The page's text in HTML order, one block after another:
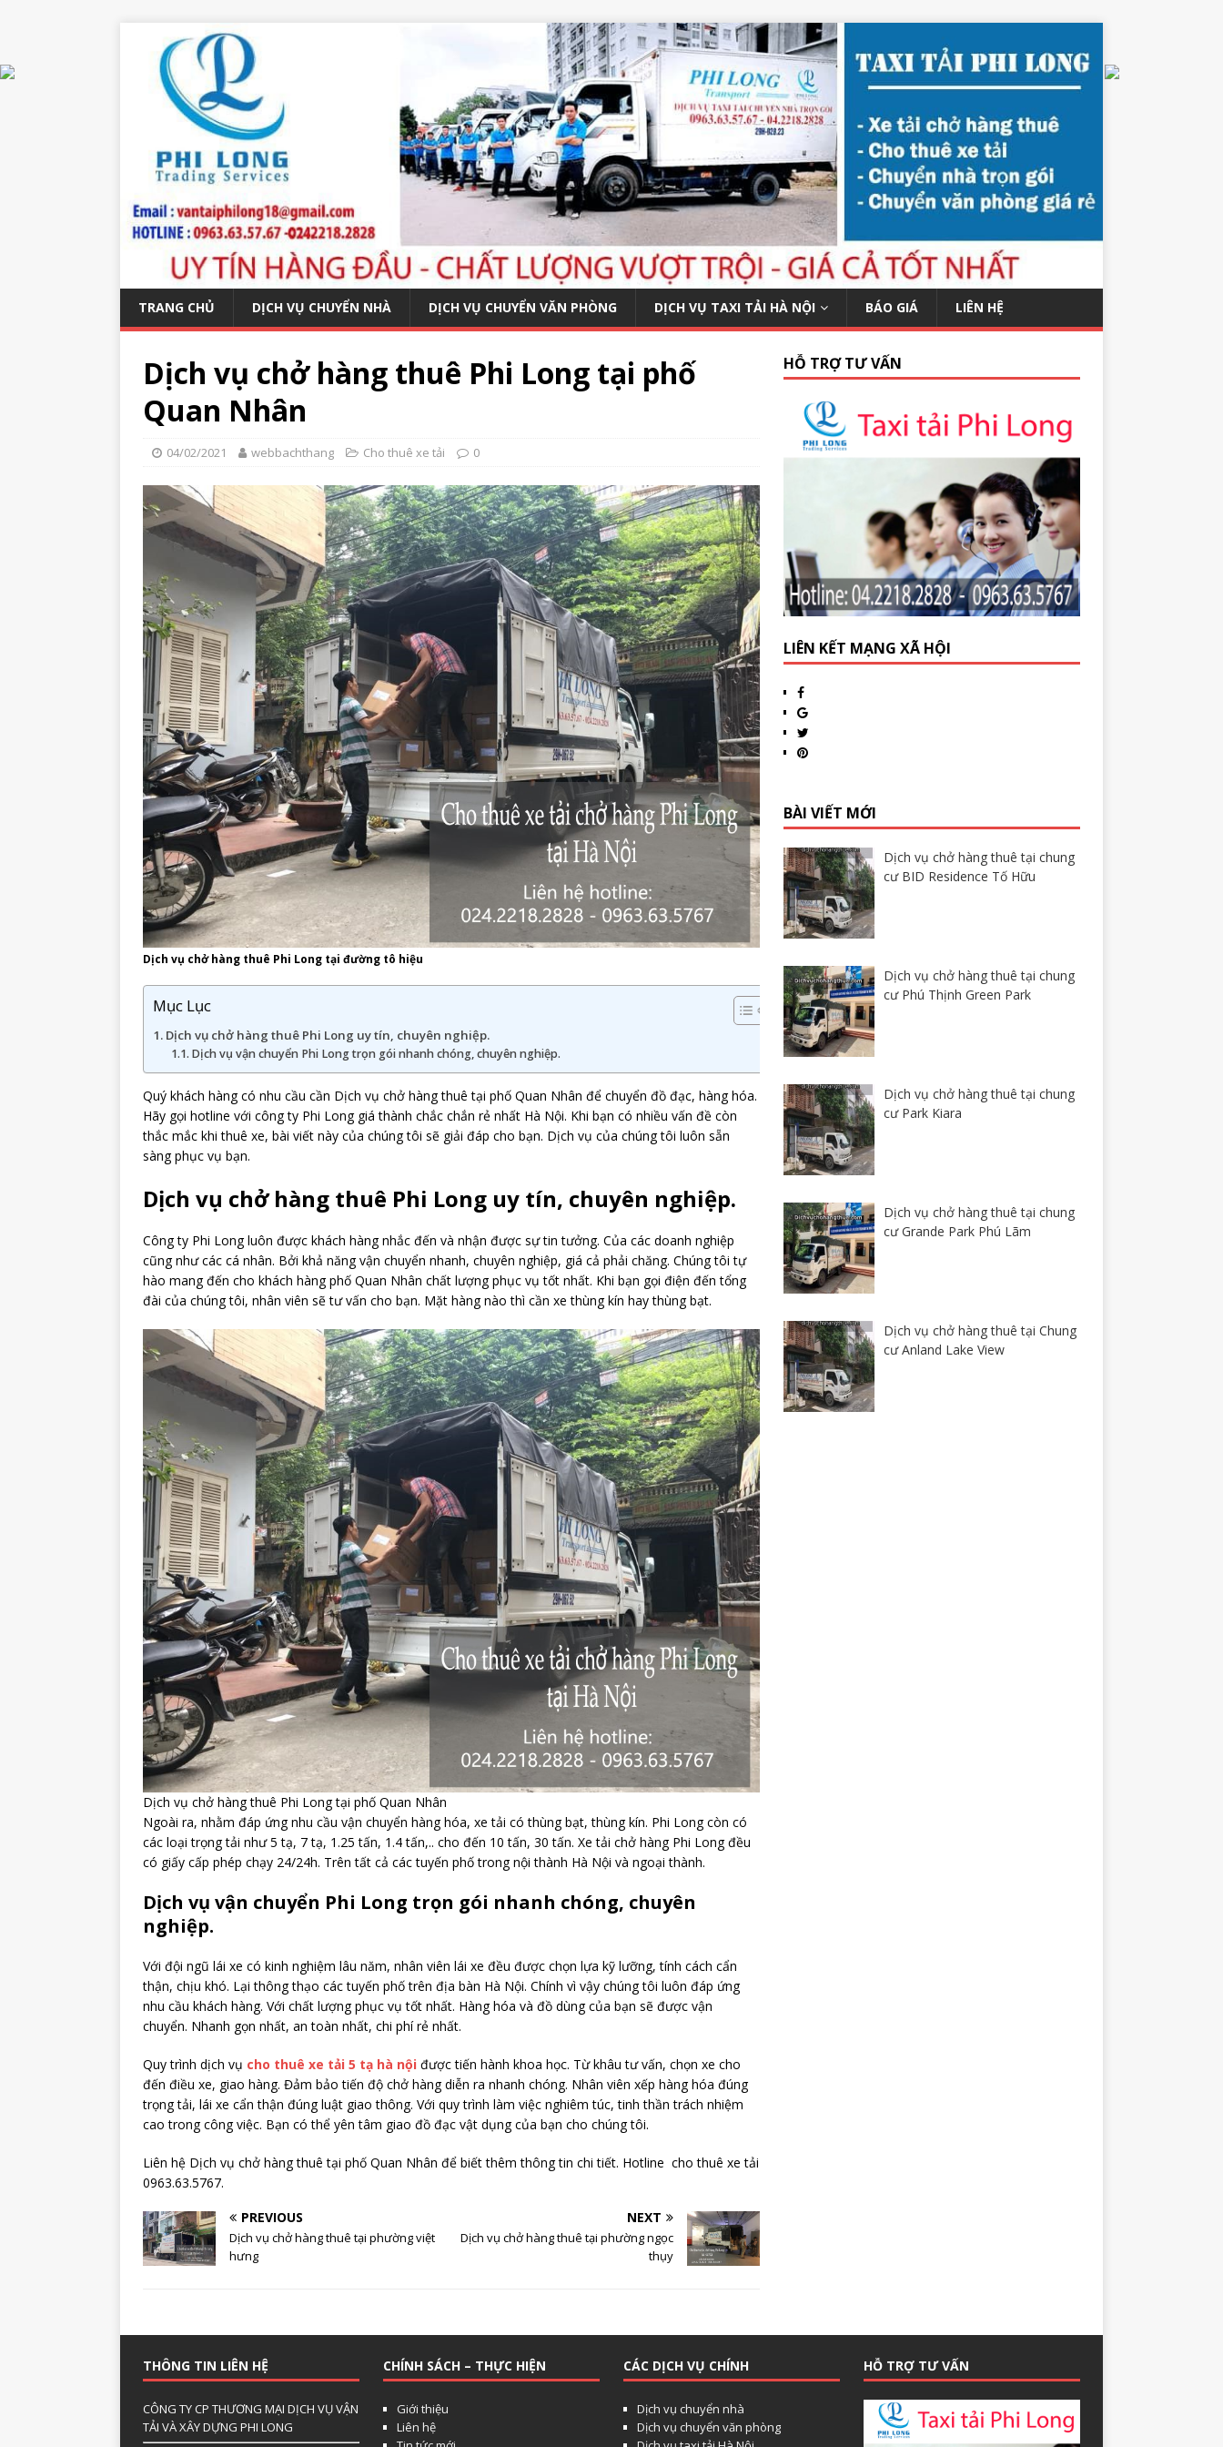
TRANG CHỦ DỊCH VỤ CHUYỂN NHÀ DỊCH VỤ CHUYỂN VĂN PHÒNG DỊCH VỤ TAXI TẢI HÀ NỘI BÁO GIÁ LIÊN HỆ
Dịch vụ chở hàng thuê Phi Long tại phố
Quan Nhân
04/02/2021 webbachthang Cho thuê xe tải 0
Dịch vụ chở hàng thuê Phi Long tại đường tô hiệu
Mục Lục
Dịch vụ chở hàng thuê Phi Long uy tín, chuyên nghiệp.
Dịch vụ vận chuyển Phi Long trọn gói nhanh chóng, chuyên nghiệp.
Quý khách hàng có nhu cầu cần Dịch vụ chở hàng thuê tại phố Quan Nhân để chuyển đồ đạc, hàng hóa.
Hãy gọi hotline với công ty Phi Long giá thành chắc chắn rẻ nhất Hà Nội. Khi bạn có nhiều vấn đề còn
thắc mắc khi thuê xe, bài viết này của chúng tôi sẽ giải đáp cho bạn. Dịch vụ của chúng tôi luôn sẵn
sàng phục vụ bạn.
Dịch vụ chở hàng thuê Phi Long uy tín, chuyên nghiệp.
Công ty Phi Long luôn được khách hàng nhắc đến và nhận được sự tin tưởng. Của các doanh nghiệp
cũng như các cá nhân. Bởi khả năng vận chuyển nhanh, chuyên nghiệp, giá cả phải chăng. Chúng tôi tự
hào mang đến cho khách hàng phố Quan Nhân chất lượng phục vụ tốt nhất. Khi bạn gọi điện đến tổng
đài của chúng tôi, nhân viên sẽ tư vấn cho bạn. Mặt hàng nào thì cần xe thùng kín hay thùng bạt.
Dịch vụ chở hàng thuê Phi Long tại phố Quan Nhân
Ngoài ra, nhằm đáp ứng nhu cầu vận chuyển hàng hóa, xe tải có thùng bạt, thùng kín. Phi Long còn có
các loại trọng tải như 5 tạ, 7 tạ, 1.25 tấn, 1.4 tấn,.. cho đến 10 tấn, 30 tấn. Xe tải chở hàng Phi Long đều
có giấy cấp phép chạy 24/24h. Trên tất cả các tuyến phố trong nội thành Hà Nội và ngoại thành.
Dịch vụ vận chuyển Phi Long trọn gói nhanh chóng, chuyên
nghiệp.
Với đội ngũ lái xe có kinh nghiệm lâu năm, nhân viên lái xe đều được chọn lựa kỹ lưỡng, tính cách cẩn
thận, chịu khó. Lại thông thạo các tuyến phố trên địa bàn Hà Nội. Chính vì vậy chúng tôi luôn đáp ứng
nhu cầu khách hàng. Với chất lượng phục vụ tốt nhất. Hàng hóa và đồ dùng của bạn sẽ được vận
chuyển. Nhanh gọn nhất, an toàn nhất, chi phí rẻ nhất.
Quy trình dịch vụ cho thuê xe tải 5 tạ hà nội được tiến hành khoa học. Từ khâu tư vấn, chọn xe cho
đến điều xe, giao hàng. Đảm bảo tiến độ chở hàng diễn ra nhanh chóng. Nhân viên xếp hàng hóa đúng
trọng tải, lái xe cẩn thận đúng luật giao thông. Với quy trình làm việc nghiêm túc, tinh thần trách nhiệm
cao trong công việc. Bạn có thể yên tâm giao đồ đạc vật dụng của bạn cho chúng tôi.
Liên hệ Dịch vụ chở hàng thuê tại phố Quan Nhân để biết thêm thông tin chi tiết. Hotline cho thuê xe tải
0963.63.5767.
PREVIOUS
Dịch vụ chở hàng thuê tại phường việt
hưng
NEXT
Dịch vụ chở hàng thuê tại phường ngọc
thụy
HỖ TRỢ TƯ VẤN
LIÊN KẾT MẠNG XÃ HỘI
BÀI VIẾT MỚI
Dịch vụ chở hàng thuê tại chung
cư BID Residence Tố Hữu
Dịch vụ chở hàng thuê tại chung
cư Phú Thịnh Green Park
Dịch vụ chở hàng thuê tại chung
cư Park Kiara
Dịch vụ chở hàng thuê tại chung
cư Grande Park Phú Lãm
Dịch vụ chở hàng thuê tại Chung
cư Anland Lake View
THÔNG TIN LIÊN HỆ
CÔNG TY CP THƯƠNG MẠI DỊCH VỤ VẬN
TẢI VÀ XÂY DỰNG PHI LONG
CHÍNH SÁCH – THỰC HIỆN
Giới thiệu
Liên hệ
CÁC DỊCH VỤ CHÍNH
Dịch vụ chuyển nhà
Dịch vụ chuyển văn phòng
HỖ TRỢ TƯ VẤN